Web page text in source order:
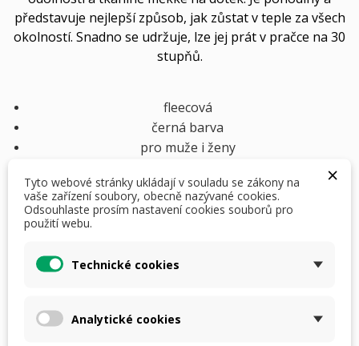
představuje nejlepší způsob, jak zůstat v teple za všech
okolností. Snadno se udržuje, lze jej prát v pračce na 30
stupňů.
fleecová
černá barva
pro muže i ženy
100% polyester
velikost 3 XL - šířka 70 cm, délka 81 cm, rukáv od
×
Tyto webové stránky ukládají v souladu se zákony na
vaše zařízení soubory, obecně nazývané cookies.
Odsouhlaste prosím nastavení cookies souborů pro
použití webu.
Technické cookies
Analytické cookies